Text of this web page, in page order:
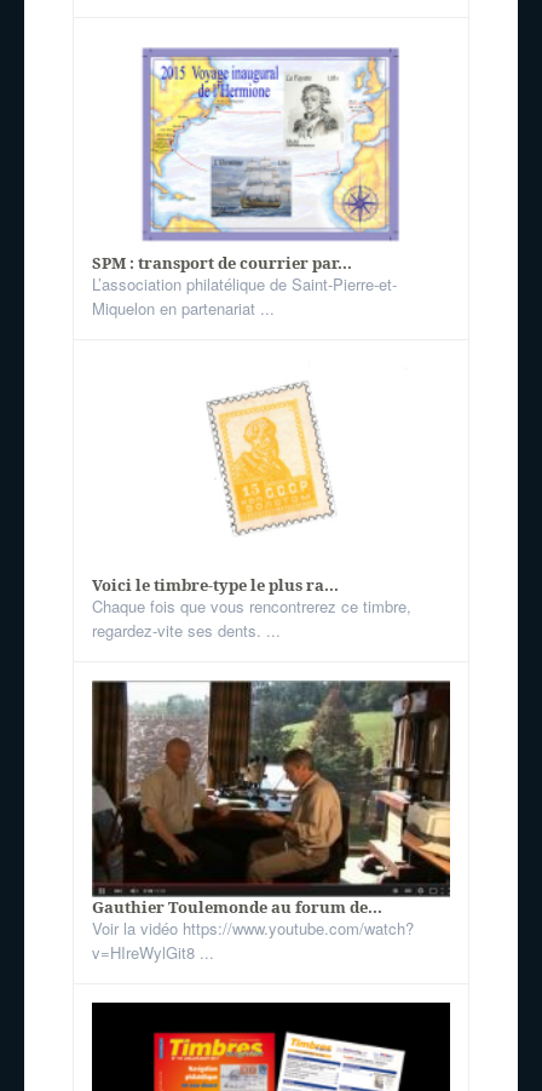
SPM : transport de courrier par...
L’association philatélique de Saint-Pierre-et-
Miquelon en partenariat ...
Voici le timbre-type le plus ra...
Chaque fois que vous rencontrerez ce timbre,
regardez-vite ses dents. ...
Gauthier Toulemonde au forum de...
Voir la vidéo https://www.youtube.com/watch?
v=HIreWylGit8 ...